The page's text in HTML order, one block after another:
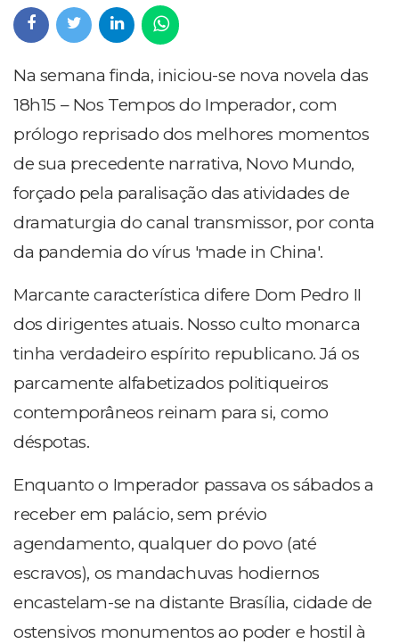
Na semana finda, iniciou-se nova novela das
18h15 – Nos Tempos do Imperador, com
prólogo reprisado dos melhores momentos
de sua precedente narrativa, Novo Mundo,
forçado pela paralisação das atividades de
dramaturgia do canal transmissor, por conta
da pandemia do vírus 'made in China'.
Marcante característica difere Dom Pedro II
dos dirigentes atuais. Nosso culto monarca
tinha verdadeiro espírito republicano. Já os
parcamente alfabetizados politiqueiros
contemporâneos reinam para si, como
déspotas.
Enquanto o Imperador passava os sábados a
receber em palácio, sem prévio
agendamento, qualquer do povo (até
escravos), os mandachuvas hodiernos
encastelam-se na distante Brasília, cidade de
ostensivos monumentos ao poder e hostil à